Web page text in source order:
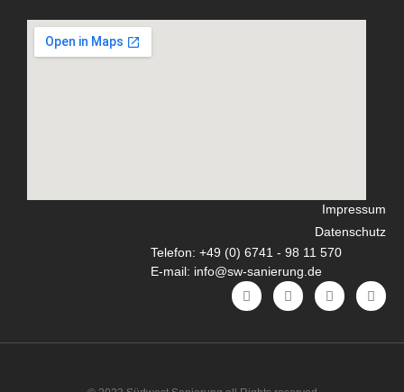
Impressum
Datenschutz
Telefon: +49 (0) 6741 - 98 11 570
E-mail: info@sw-sanierung.de